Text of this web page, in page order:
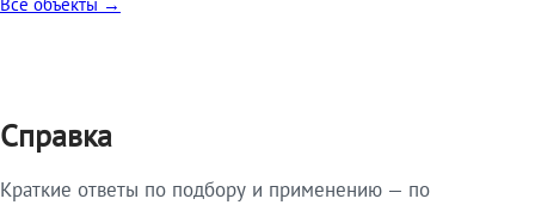
Справка
Краткие ответы по подбору и применению — по